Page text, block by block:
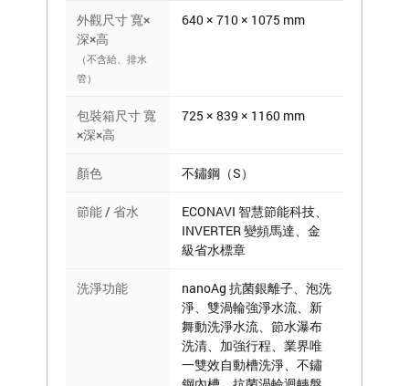
外觀尺寸 寬×
深×高
（不含給、排水
管）
640 × 710 × 1075 mm
包裝箱尺寸 寬
×深×高
725 × 839 × 1160 mm
顏色 不鏽鋼（S）
節能 / 省水
ECONAVI 智慧節能科技、
INVERTER 變頻馬達、金
級省水標章
洗淨功能
nanoAg 抗菌銀離子、泡洗
淨、雙渦輪強淨水流、新
舞動洗淨水流、節水瀑布
洗清、加強行程、業界唯
一雙效自動槽洗淨、不鏽